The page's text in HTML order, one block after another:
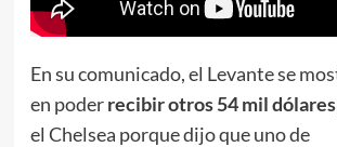
En su comunicado, el Levante se
en poderrecibir otros 54 mil dólares
el Chelsea porque dijo que uno de